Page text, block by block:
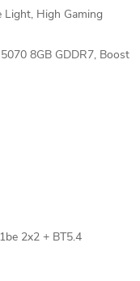
High Gaming
8GB GDDR7, Boost
2x2 + BT5.4